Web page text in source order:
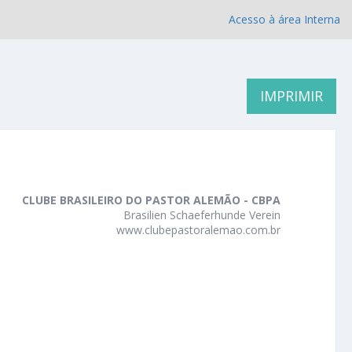
Acesso à área Interna
IMPRIMIR
CLUBE BRASILEIRO DO PASTOR ALEMÃO - CBPA
Brasilien Schaeferhunde Verein
www.clubepastoralemao.com.br